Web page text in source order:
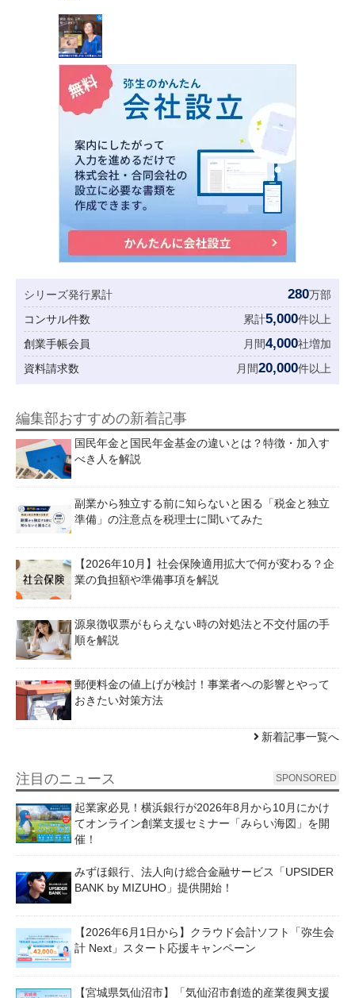
シリーズ発行累計 280万部
コンサル件数
累計5,000件以上
創業手帳会員
月間4,000社増加
資料請求数
月間20,000件以上
編集部おすすめの新着記事
国民年金と国民年金基金の違いとは？特徴・加入す
べき人を解説
副業から独立する前に知らないと困る「税金と独立
準備」の注意点を税理士に聞いてみた
【2026年10月】社会保険適用拡大で何が変わる？企
業の負担額や準備事項を解説
源泉徴収票がもらえない時の対処法と不交付届の手
順を解説
郵便料金の値上げが検討！事業者への影響とやって
おきたい対策方法
新着記事一覧へ
注目のニュース SPONSORED
起業家必見！横浜銀行が2026年8月から10月にかけ
てオンライン創業支援セミナー「みらい海図」を開
催！
みずほ銀行、法人向け総合金融サービス「UPSIDER
BANK by MIZUHO」提供開始！
【2026年6月1日から】クラウド会計ソフト「弥生会
計 Next」スタート応援キャンペーン
【宮城県気仙沼市】「気仙沼市創造的産業復興支援